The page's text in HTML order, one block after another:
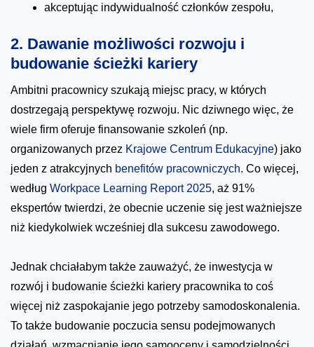
akceptując indywidualność członków zespołu,
2. Dawanie możliwości rozwoju i
budowanie ścieżki kariery
Ambitni pracownicy szukają miejsc pracy, w których
dostrzegają perspektywę rozwoju. Nic dziwnego więc, że
wiele firm oferuje finansowanie szkoleń (np.
organizowanych przez Krajowe Centrum Edukacyjne) jako
jeden z atrakcyjnych benefitów pracowniczych. Co więcej,
według Workpace Learning Report 2025, aż 91%
ekspertów twierdzi, że obecnie uczenie się jest ważniejsze
niż kiedykolwiek wcześniej dla sukcesu zawodowego.
Jednak chciałabym także zauważyć, że inwestycja w
rozwój i budowanie ścieżki kariery pracownika to coś
więcej niż zaspokajanie jego potrzeby samodoskonalenia.
To także budowanie poczucia sensu podejmowanych